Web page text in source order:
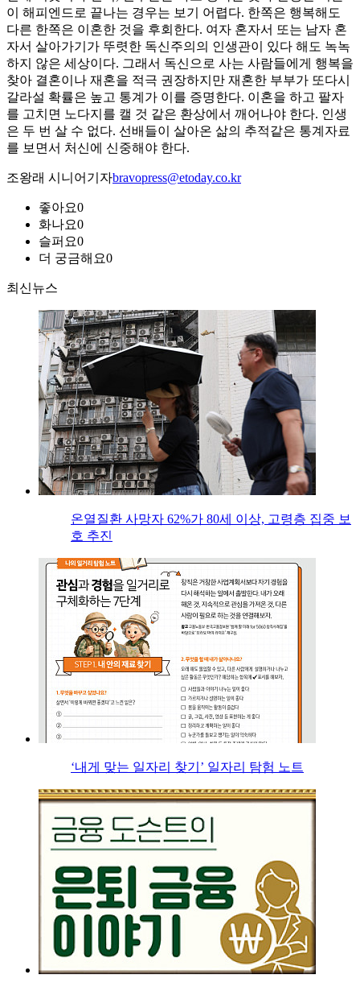
이 해피엔드로 끝나는 경우는 보기 어렵다. 한쪽은 행복해도
다른 한쪽은 이혼한 것을 후회한다. 여자 혼자서 또는 남자 혼
자서 살아가기가 뚜렷한 독신주의의 인생관이 있다 해도 녹녹
하지 않은 세상이다. 그래서 독신으로 사는 사람들에게 행복을
찾아 결혼이나 재혼을 적극 권장하지만 재혼한 부부가 또다시
갈라설 확률은 높고 통계가 이를 증명한다. 이혼을 하고 팔자
를 고치면 노다지를 캘 것 같은 환상에서 깨어나야 한다. 인생
은 두 번 살 수 없다. 선배들이 살아온 삶의 추적같은 통계자료
를 보면서 처신에 신중해야 한다.
조왕래 시니어기자bravopress@etoday.co.kr
좋아요0
화나요0
슬퍼요0
더 궁금해요0
최신뉴스
온열질환 사망자 62%가 80세 이상, 고령층 집중 보
호 추진
‘내게 맞는 일자리 찾기’ 일자리 탐험 노트